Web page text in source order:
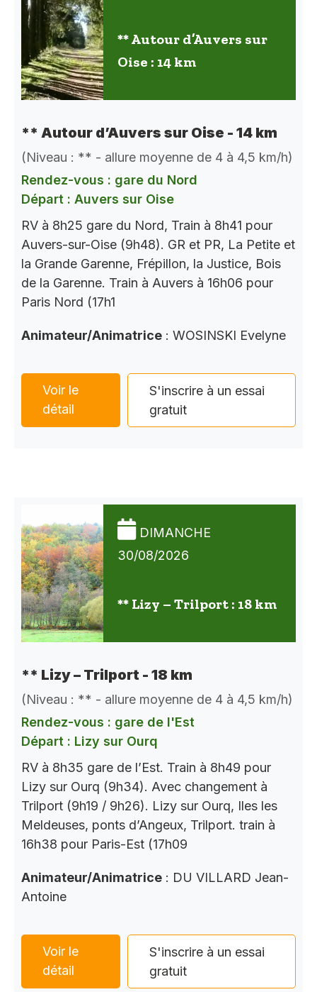
** Autour d’Auvers sur
Oise : 14 km
** Autour d’Auvers sur Oise - 14 km
(Niveau : ** - allure moyenne de 4 à 4,5 km/h)
Rendez-vous : gare du Nord
Départ : Auvers sur Oise
RV à 8h25 gare du Nord, Train à 8h41 pour
Auvers-sur-Oise (9h48). GR et PR, La Petite et
la Grande Garenne, Frépillon, la Justice, Bois
de la Garenne. Train à Auvers à 16h06 pour
Paris Nord (17h1
Animateur/Animatrice : WOSINSKI Evelyne
Voir le
détail
S'inscrire à un essai
gratuit
DIMANCHE
30/08/2026
** Lizy – Trilport : 18 km
** Lizy – Trilport - 18 km
(Niveau : ** - allure moyenne de 4 à 4,5 km/h)
Rendez-vous : gare de l'Est
Départ : Lizy sur Ourq
RV à 8h35 gare de l’Est. Train à 8h49 pour
Lizy sur Ourq (9h34). Avec changement à
Trilport (9h19 / 9h26). Lizy sur Ourq, Iles les
Meldeuses, ponts d’Angeux, Trilport. train à
16h38 pour Paris-Est (17h09
Animateur/Animatrice : DU VILLARD Jean-
Antoine
Voir le
détail
S'inscrire à un essai
gratuit